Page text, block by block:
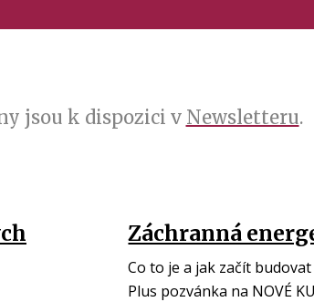
jsou k dispozici v Newsletteru.
Záchranná
Co to je a jak začít budovat
Plus pozvánka na NOVÉ